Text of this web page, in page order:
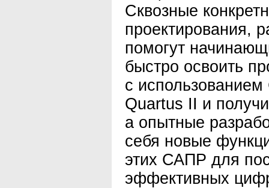
Сквозные
проектирования,
помогут
быстро освоить
с
Quartus II и
а опытные
себя новые
этих САПР для
эффективных